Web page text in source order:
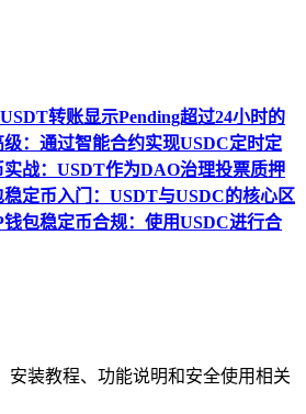
转账显示Pending超过24小时的
：通过智能合约实现USDC定时定
战：USDT作为DAO治理投票质押
定币入门：USDT与USDC的核心区
钱包稳定币合规：使用USDC进行合
安装教程、功能说明和安全使用相关